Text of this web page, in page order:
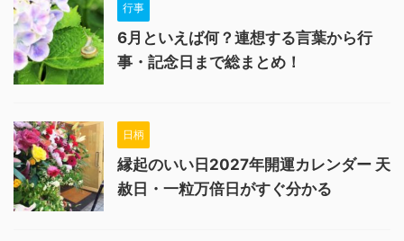
行事
6月といえば何？連想する言葉から行
事・記念日まで総まとめ！
日柄
縁起のいい日2027年開運カレンダー 天
赦日・一粒万倍日がすぐ分かる